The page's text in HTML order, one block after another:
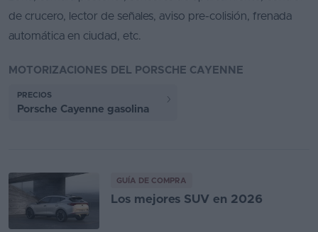
de crucero, lector de señales, aviso pre-colisión, frenada
automática en ciudad, etc.
MOTORIZACIONES DEL PORSCHE CAYENNE
PRECIOS
Porsche Cayenne gasolina
GUÍA DE COMPRA
Los mejores SUV en 2026